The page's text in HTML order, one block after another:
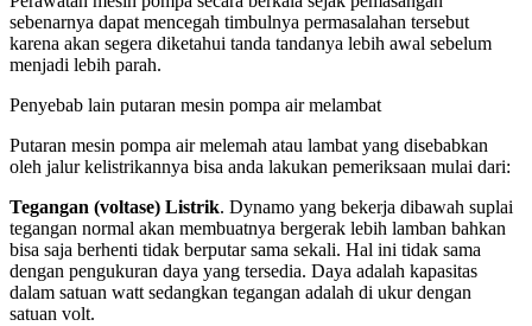
sebenarnya dapat mencegah timbulnya permasalahan tersebut
karena akan segera diketahui tanda tandanya lebih awal sebelum
menjadi lebih parah.
Penyebab lain putaran mesin pompa air melambat
Putaran mesin pompa air melemah atau lambat yang disebabkan
oleh jalur kelistrikannya bisa anda lakukan pemeriksaan mulai dari:
Tegangan (voltase) Listrik. Dynamo yang bekerja dibawah suplai
tegangan normal akan membuatnya bergerak lebih lamban bahkan
bisa saja berhenti tidak berputar sama sekali. Hal ini tidak sama
dengan pengukuran daya yang tersedia. Daya adalah kapasitas
dalam satuan watt sedangkan tegangan adalah di ukur dengan
satuan volt.